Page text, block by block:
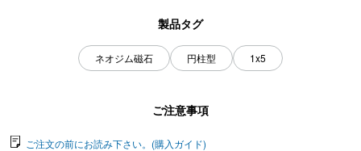
製品タグ
ネオジム磁石 円柱型 1x5
ご注意事項
ご注文の前にお読み下さい。(購入ガイド)